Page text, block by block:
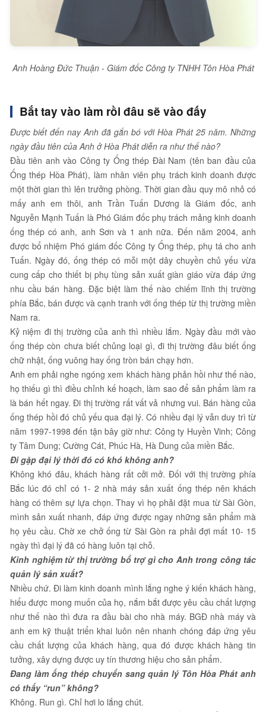
Anh Hoàng Đức Thuận - Giám đốc Công ty TNHH Tôn Hòa Phát
Bắt tay vào làm rồi đâu sẽ vào đấy
Được biết đến nay Anh đã gắn bó với Hòa Phát 25 năm. Những
ngày đầu tiên của Anh ở Hòa Phát diễn ra như thế nào?
Đầu tiên anh vào Công ty Ống thép Đài Nam (tên ban đầu của
Ống thép Hòa Phát), làm nhân viên phụ trách kinh doanh được
một thời gian thì lên trưởng phòng. Thời gian đầu quy mô nhỏ có
mấy anh em thôi, anh Trần Tuấn Dương là Giám đốc, anh
Nguyễn Mạnh Tuấn là Phó Giám đốc phụ trách mảng kinh doanh
ống thép có anh, anh Sơn và 1 anh nữa. Đến năm 2004, anh
được bổ nhiệm Phó giám đốc Công ty Ống thép, phụ tá cho anh
Tuấn. Ngày đó, ống thép có mỗi một dây chuyền chủ yếu vừa
cung cấp cho thiết bị phụ tùng sản xuất giàn giáo vừa đáp ứng
nhu cầu bán hàng. Đặc biệt làm thế nào chiếm lĩnh thị trường
phía Bắc, bán được và cạnh tranh với ống thép từ thị trường miền
Nam ra.
Kỷ niệm đi thị trường của anh thì nhiều lắm. Ngày đầu mới vào
ống thép còn chưa biết chủng loại gì, đi thị trường đâu biết ống
chữ nhật, ống vuông hay ống tròn bán chạy hơn.
Anh em phải nghe ngóng xem khách hàng phản hồi như thế nào,
họ thiếu gì thì điều chỉnh kế hoạch, làm sao để sản phẩm làm ra
là bán hết ngay. Đi thị trường rất vất vả nhưng vui. Bán hàng của
ống thép hồi đó chủ yếu qua đại lý. Có nhiều đại lý vẫn duy trì từ
năm 1997-1998 đến tận bây giờ như: Công ty Huyền Vinh; Công
ty Tâm Dung; Cường Cát, Phúc Hà, Hà Dung của miền Bắc.
Đi gặp đại lý thời đó có khó không anh?
Không khó đâu, khách hàng rất cởi mở. Đối với thị trường phía
Bắc lúc đó chỉ có 1- 2 nhà máy sản xuất ống thép nên khách
hàng có thêm sự lựa chọn. Thay vì họ phải đặt mua từ Sài Gòn,
mình sản xuất nhanh, đáp ứng được ngay những sản phẩm mà
họ yêu cầu. Chờ xe chở ống từ Sài Gòn ra phải đợi mất 10- 15
ngày thì đại lý đã có hàng luôn tại chỗ.
Kinh nghiệm từ thị trường bổ trợ gì cho Anh trong công tác
quản lý sản xuất?
Nhiều chứ. Đi làm kinh doanh mình lắng nghe ý kiến khách hàng,
hiểu được mong muốn của họ, nắm bắt được yêu cầu chất lượng
như thế nào thì đưa ra đầu bài cho nhà máy. BGĐ nhà máy và
anh em kỹ thuật triển khai luôn nên nhanh chóng đáp ứng yêu
cầu chất lượng của khách hàng, qua đó được khách hàng tin
tưởng, xây dựng được uy tín thương hiệu cho sản phẩm.
Đang làm ống thép chuyển sang quản lý Tôn Hòa Phát anh
có thấy “run” không?
Không. Run gì. Chỉ hơi lo lắng chút.